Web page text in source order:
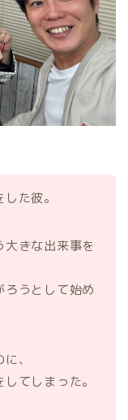
た彼。
きな出来事を
ろうとして始め
、
てしまった。